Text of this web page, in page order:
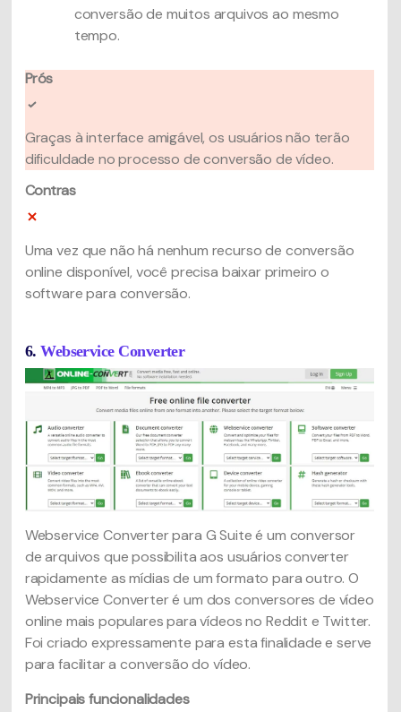
conversão de muitos arquivos ao mesmo
tempo.
Prós
Graças à interface amigável, os usuários não terão
dificuldade no processo de conversão de vídeo.
Contras
Uma vez que não há nenhum recurso de conversão
online disponível, você precisa baixar primeiro o
software para conversão.
6. Webservice Converter
Webservice Converter para G Suite é um conversor
de arquivos que possibilita aos usuários converter
rapidamente as mídias de um formato para outro. O
Webservice Converter é um dos conversores de vídeo
online mais populares para vídeos no Reddit e Twitter.
Foi criado expressamente para esta finalidade e serve
para facilitar a conversão do vídeo.
Principais funcionalidades